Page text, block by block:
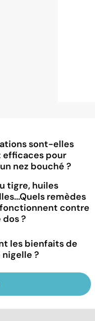
sont-elles
efficaces pour
nez bouché ?
tigre, huiles
remèdes
contre
dos ?
les bienfaits de
?